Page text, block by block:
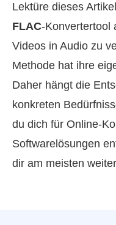
Lektüre dieses
FLAC-Konvertertool
Videos in Audio zu
Methode hat ihre
Daher hängt die
konkreten
du dich für Online-
Softwarelösungen
dir am meisten